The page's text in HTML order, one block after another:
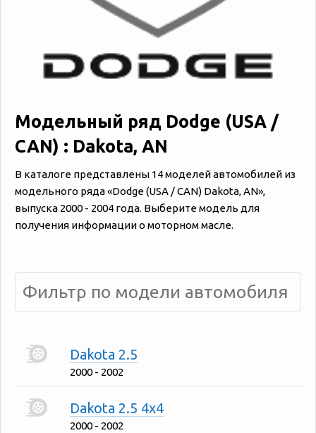
Модельный ряд Dodge (USA /
CAN) : Dakota, AN
В каталоге представлены 14 моделей автомобилей из
модельного ряда «‎Dodge (USA / CAN) Dakota, AN»,
выпуска 2000 - 2004 года. Выберите модель для
получения информации о моторном масле.
Dakota 2.5
2000 - 2002
Dakota 2.5 4x4
2000 - 2002